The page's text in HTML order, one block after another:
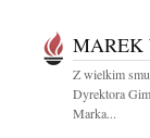
MAREK
Z wielkim
Dyrektora
Marka...